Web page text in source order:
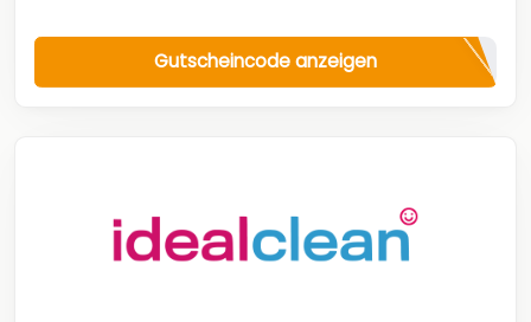
Gutscheincode anzeigen